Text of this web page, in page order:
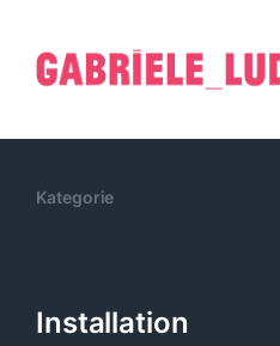
Kategorie
Installation